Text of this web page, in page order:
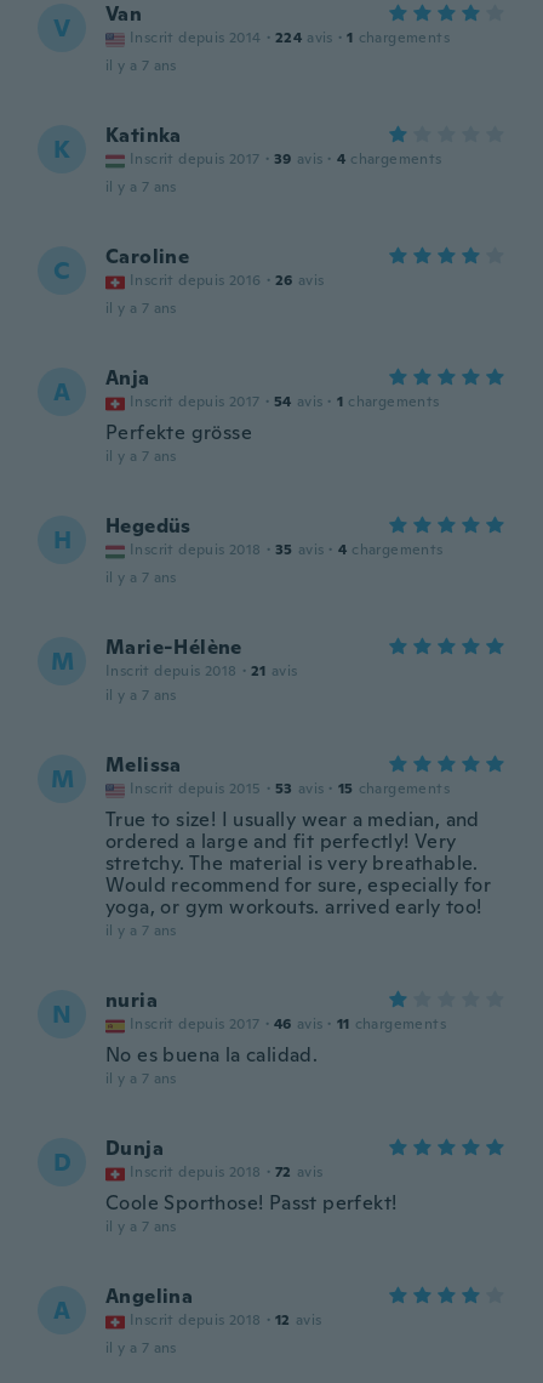
V Van
Inscrit depuis 2014 · 224 avis · 1 chargements
il y a 7 ans
K Katinka
Inscrit depuis 2017 · 39 avis · 4 chargements
il y a 7 ans
C Caroline
Inscrit depuis 2016 · 26 avis
il y a 7 ans
A Anja
Inscrit depuis 2017 · 54 avis · 1 chargements
Perfekte grösse
il y a 7 ans
H Hegedüs
Inscrit depuis 2018 · 35 avis · 4 chargements
il y a 7 ans
M Marie-Hélène
Inscrit depuis 2018 · 21 avis
il y a 7 ans
M Melissa
Inscrit depuis 2015 · 53 avis · 15 chargements
True to size! I usually wear a median, and
ordered a large and fit perfectly! Very
stretchy. The material is very breathable.
Would recommend for sure, especially for
yoga, or gym workouts. arrived early too!
il y a 7 ans
N nuria
Inscrit depuis 2017 · 46 avis · 11 chargements
No es buena la calidad.
il y a 7 ans
D Dunja
Inscrit depuis 2018 · 72 avis
Coole Sporthose! Passt perfekt!
il y a 7 ans
A Angelina
Inscrit depuis 2018 · 12 avis
il y a 7 ans